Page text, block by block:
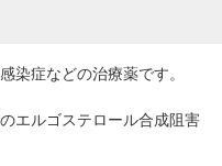
染症などの治療薬です。
エルゴステロール合成阻害